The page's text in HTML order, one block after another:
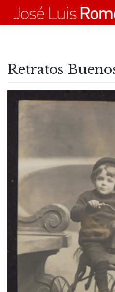
contenido
Retratos